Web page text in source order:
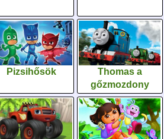
Pizsihősök
Thomas a
gőzmozdony